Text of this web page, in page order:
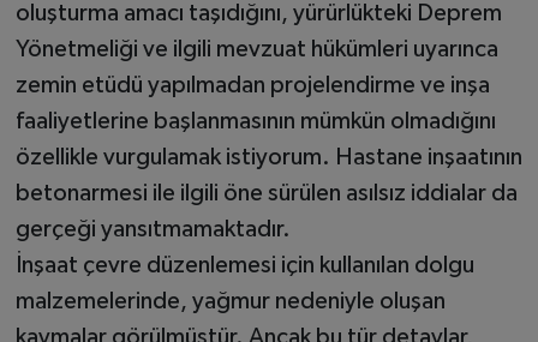
oluşturma amacı taşıdığını, yürürlükteki Deprem
Yönetmeliği ve ilgili mevzuat hükümleri uyarınca
zemin etüdü yapılmadan projelendirme ve inşa
faaliyetlerine başlanmasının mümkün olmadığını
özellikle vurgulamak istiyorum. Hastane inşaatının
betonarmesi ile ilgili öne sürülen asılsız iddialar da
gerçeği yansıtmamaktadır.
İnşaat çevre düzenlemesi için kullanılan dolgu
malzemelerinde, yağmur nedeniyle oluşan
kaymalar görülmüştür. Ancak bu tür detaylar,